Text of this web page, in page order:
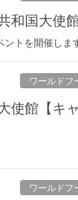
和国大使
トを開催しま
ワールドフ
使館【キ
ワールドフ